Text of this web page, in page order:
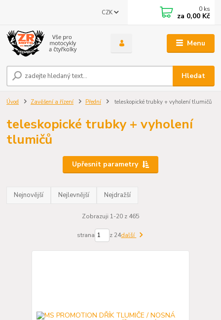
Menu
CZK
Hledat
0 ks
za 0,00 Kč
Úvod Zavěšení a řízení Přední teleskopické trubky + vyholení tlumičů
teleskopické trubky + vyholení
tlumičů
Upřesnit parametry
Nejnovější Nejlevnější Nejdražší
Zobrazuji 1-20 z 465
strana z 24další